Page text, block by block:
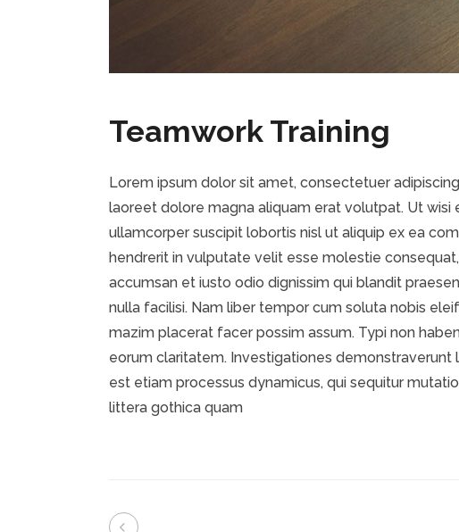
Teamwork Training
Lorem ipsum dolor sit amet, consectetuer
laoreet dolore magna aliquam erat volutpat. Ut wisi
ullamcorper suscipit lobortis nisl ut aliquip ex ea
hendrerit in vulputate velit esse molestie
accumsan et iusto odio dignissim qui blandit
nulla facilisi. Nam liber tempor cum soluta nobis
mazim placerat facer possim assum. Typi non
eorum claritatem. Investigationes demonstraverunt
est etiam processus dynamicus, qui sequitur
littera gothica quam